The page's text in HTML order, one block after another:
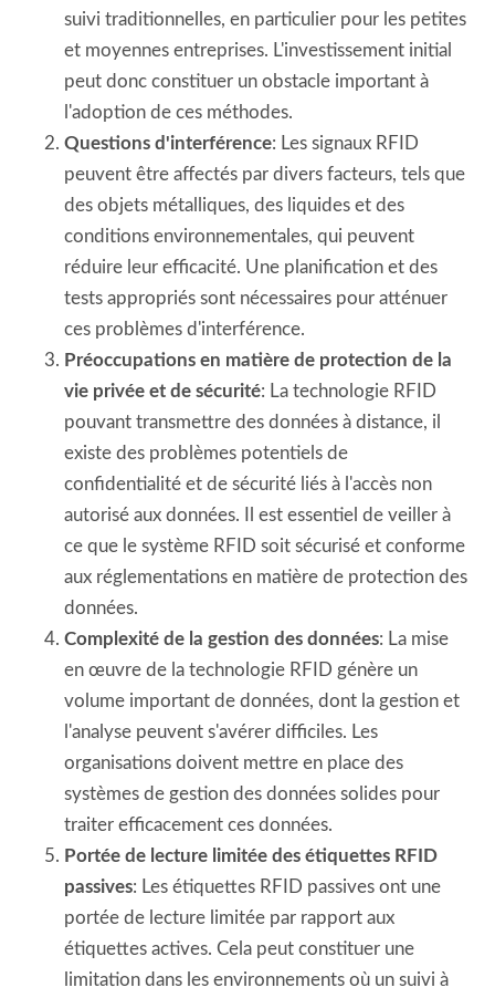
suivi traditionnelles, en particulier pour les petites
et moyennes entreprises. L'investissement initial
peut donc constituer un obstacle important à
l'adoption de ces méthodes.
Questions d'interférence: Les signaux RFID
peuvent être affectés par divers facteurs, tels que
des objets métalliques, des liquides et des
conditions environnementales, qui peuvent
réduire leur efficacité. Une planification et des
tests appropriés sont nécessaires pour atténuer
ces problèmes d'interférence.
Préoccupations en matière de protection de la
vie privée et de sécurité: La technologie RFID
pouvant transmettre des données à distance, il
existe des problèmes potentiels de
confidentialité et de sécurité liés à l'accès non
autorisé aux données. Il est essentiel de veiller à
ce que le système RFID soit sécurisé et conforme
aux réglementations en matière de protection des
données.
Complexité de la gestion des données: La mise
en œuvre de la technologie RFID génère un
volume important de données, dont la gestion et
l'analyse peuvent s'avérer difficiles. Les
organisations doivent mettre en place des
systèmes de gestion des données solides pour
traiter efficacement ces données.
Portée de lecture limitée des étiquettes RFID
passives: Les étiquettes RFID passives ont une
portée de lecture limitée par rapport aux
étiquettes actives. Cela peut constituer une
limitation dans les environnements où un suivi à